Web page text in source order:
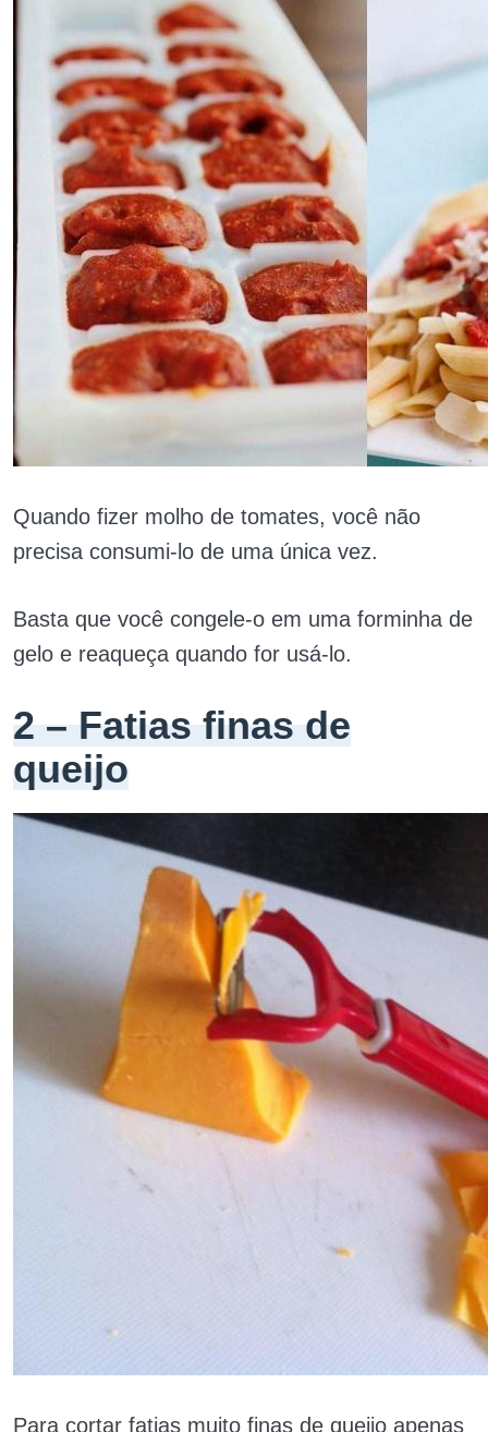
Quando fizer molho de tomates, você não
precisa consumi-lo de uma única vez.
Basta que você congele-o em uma forminha de
gelo e reaqueça quando for usá-lo.
2 – Fatias finas de
queijo
Para cortar fatias muito finas de queijo apenas